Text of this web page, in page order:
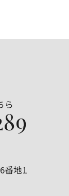
ら
番地1